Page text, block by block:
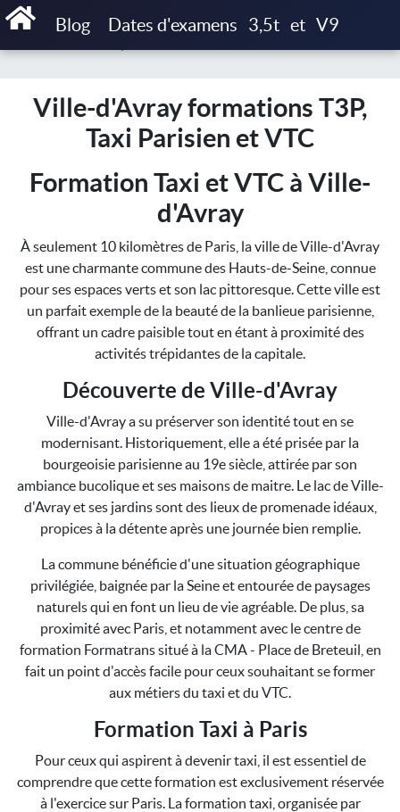
Blog Dates d'examens 3,5t et V9
Accueil
Ville-d'Avray formations T3P,
Taxi Parisien et VTC
Formation Taxi et VTC à Ville-
d'Avray
À seulement 10 kilomètres de Paris, la ville de Ville-d'Avray
est une charmante commune des Hauts-de-Seine, connue
pour ses espaces verts et son lac pittoresque. Cette ville est
un parfait exemple de la beauté de la banlieue parisienne,
offrant un cadre paisible tout en étant à proximité des
activités trépidantes de la capitale.
Découverte de Ville-d'Avray
Ville-d'Avray a su préserver son identité tout en se
modernisant. Historiquement, elle a été prisée par la
bourgeoisie parisienne au 19e siècle, attirée par son
ambiance bucolique et ses maisons de maitre. Le lac de Ville-
d'Avray et ses jardins sont des lieux de promenade idéaux,
propices à la détente après une journée bien remplie.
La commune bénéficie d'une situation géographique
privilégiée, baignée par la Seine et entourée de paysages
naturels qui en font un lieu de vie agréable. De plus, sa
proximité avec Paris, et notamment avec le centre de
formation Formatrans situé à la CMA - Place de Breteuil, en
fait un point d'accès facile pour ceux souhaitant se former
aux métiers du taxi et du VTC.
Formation Taxi à Paris
Pour ceux qui aspirent à devenir taxi, il est essentiel de
comprendre que cette formation est exclusivement réservée
à l'exercice sur Paris. La formation taxi, organisée par